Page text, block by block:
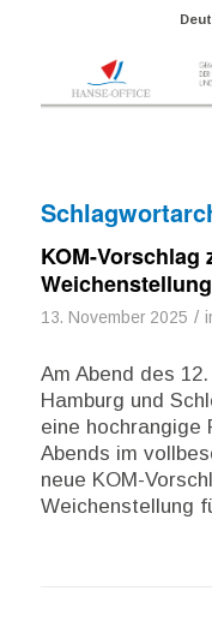
KOM-Vorschlag
13. November 2025 /
Am Abend des
Hamburg und
eine hochrangige
Abends im
neue KOM-
Weichenstellung